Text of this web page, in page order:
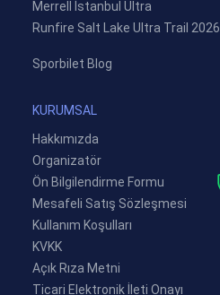
Merrell İstanbul Ultra
Runfire Salt Lake Ultra Trail 2026
Sporbilet Blog
KURUMSAL
Hakkımızda
Organizatör
Ön Bilgilendirme Formu
Mesafeli Satış Sözleşmesi
Kullanım Koşulları
KVKK
Açık Rıza Metni
Ticari Elektronik İleti Onayı